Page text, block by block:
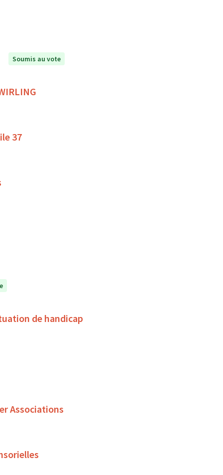
Soumis au vote
37
de handicap
Associations